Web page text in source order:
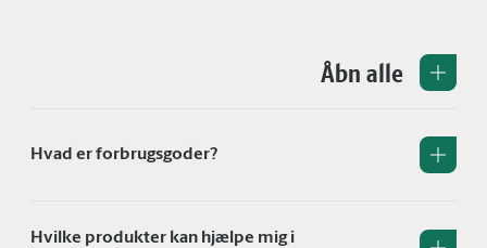
Åbn alle
Hvad er forbrugsgoder?
Hvilke produkter kan hjælpe mig i